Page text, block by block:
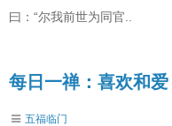
曰：“尔我前世为同官..
每日一禅：喜欢和爱
五福临门